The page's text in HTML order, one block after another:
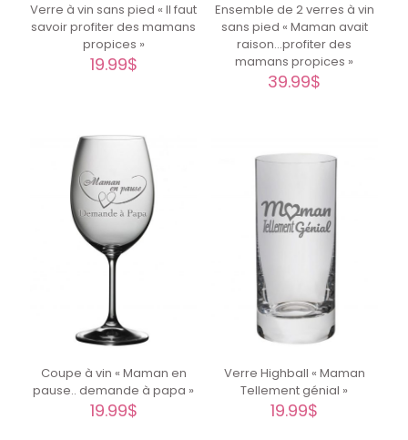
Verre à vin sans pied « Il faut
savoir profiter des mamans
propices »
19.99$
Ensemble de 2 verres à vin
sans pied « Maman avait
raison…profiter des
mamans propices »
39.99$
Coupe à vin « Maman en
pause.. demande à papa »
19.99$
Verre Highball « Maman
Tellement génial »
19.99$